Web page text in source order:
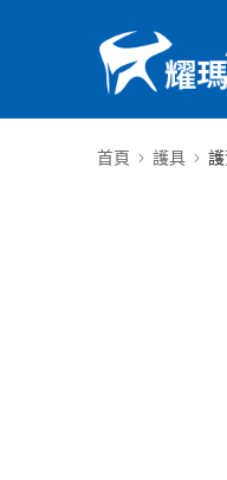
首頁 護具